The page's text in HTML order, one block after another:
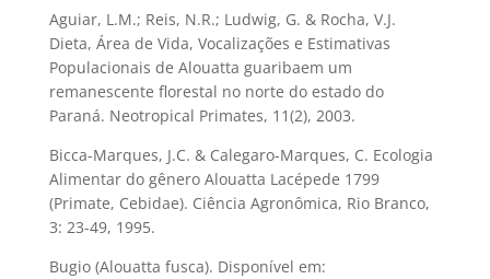
Aguiar, L.M.; Reis, N.R.; Ludwig, G. & Rocha, V.J.
Dieta, Área de Vida, Vocalizações e Estimativas
Populacionais de Alouatta guaribaem um
remanescente florestal no norte do estado do
Paraná. Neotropical Primates, 11(2), 2003.
Bicca-Marques, J.C. & Calegaro-Marques, C. Ecologia
Alimentar do gênero Alouatta Lacépede 1799
(Primate, Cebidae). Ciência Agronômica, Rio Branco,
3: 23-49, 1995.
Bugio (Alouatta fusca). Disponível em: